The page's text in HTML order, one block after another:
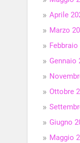
Aprile
Marzo
Febbraio
Gennaio
Ottobre
Giugno
Maggio